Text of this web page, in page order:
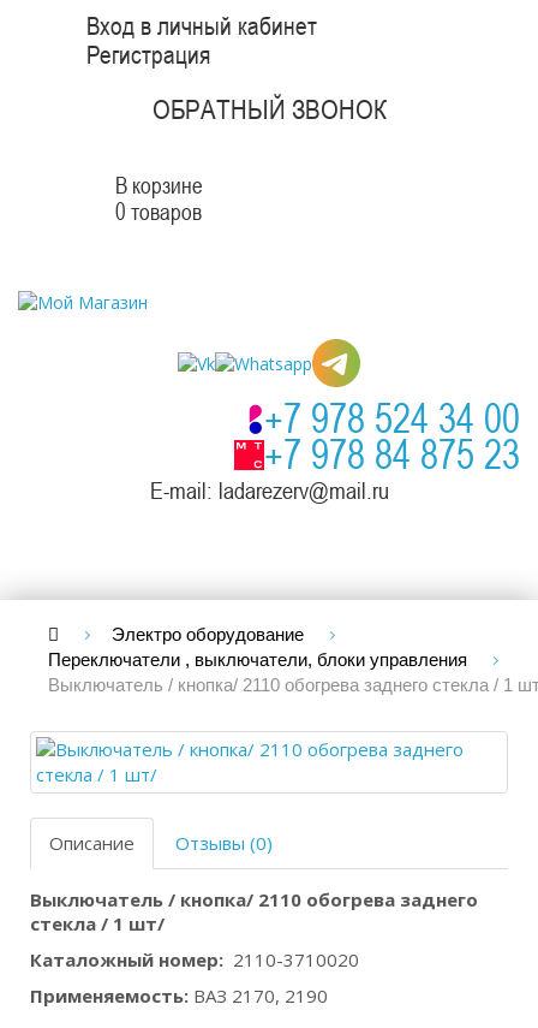
Вход в личный кабинет
Регистрация
ОБРАТНЫЙ ЗВОНОК
В корзине
0 товаров
+7 978 524 34 00
+7 978 84 875 23
E-mail: ladarezerv@mail.ru
Электро оборудование
Переключатели , выключатели, блоки управления
Выключатель / кнопка/ 2110 обогрева заднего стекла / 1
Описание Отзывы (0)
Выключатель / кнопка/ 2110 обогрева заднего
стекла / 1 шт/ ​
Каталожный номер: 2110-3710020
Применяемость: ВАЗ 2170, 2190